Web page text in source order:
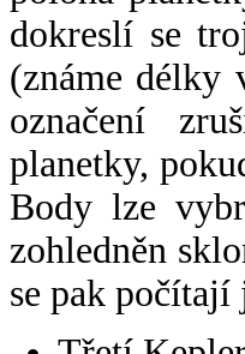
dokreslí se
(známe délky
označení
planetky,
Body lze
zohledněn
se pak